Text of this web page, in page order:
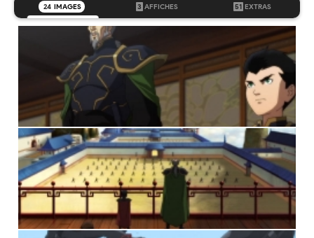
24 IMAGES 3 AFFICHES 51 EXTRAS